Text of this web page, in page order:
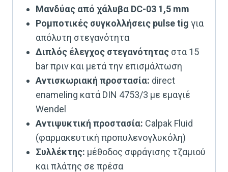
Μανδύας από χάλυβα DC-03 1,5 mm
Ρομποτικές συγκολλήσεις pulse tig για
απόλυτη στεγανότητα
Διπλός έλεγχος στεγανότητας στα 15
bar πριν και μετά την επισμάλτωση
Αντισκωριακή προστασία: direct
enameling κατά DIN 4753/3 με εμαγιέ
Wendel
Αντιψυκτική προστασία: Calpak Fluid
(φαρμακευτική προπυλενογλυκόλη)
Συλλέκτης: μέθοδος σφράγισης τζαμιού
και πλάτης σε πρέσα